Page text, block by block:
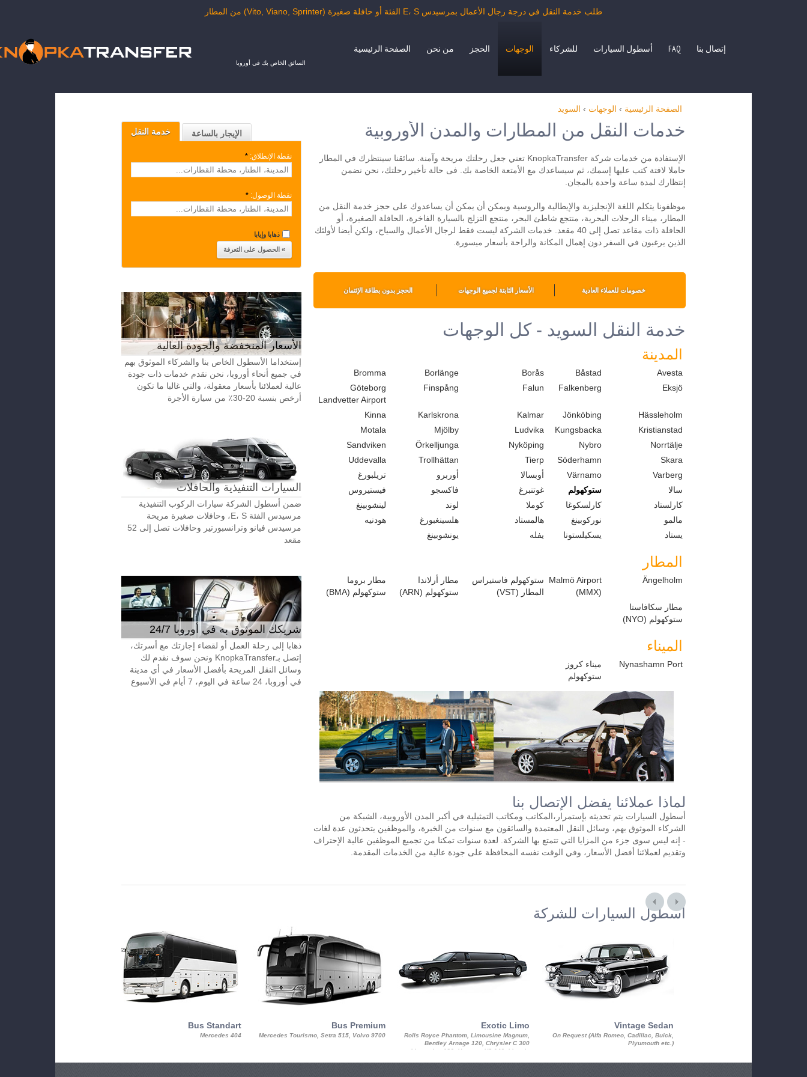
طلب خدمة النقل في درجة رجال الأعمال بمرسيدس E، S الفئة أو حافلة صغيرة (Vito, Viano, Sprinter) من المطار
السائق الخاص بك في أوروبا
الصفحة الرئيسية من نحن الحجز الوجهات للشركاء أسطول السيارات FAQ إتصال بنا
الصفحة الرئيسية › الوجهات › السويد
خدمة النقل الإيجار بالساعة
نقطة الإنطلاق: *
نقطة الوصول: *
ذهابا وإيابا
الأسعار المنخفضة والجودة العالية
إستخداما الأسطول الخاص بنا والشركاء الموثوق بهم
في جميع أنحاء أوروبا، نحن نقدم خدمات ذات جودة
عالية لعملائنا بأسعار معقولة، والتي غالبا ما تكون
أرخص بنسبة 20-30٪ من سيارة الأجرة
السيارات التنفيذية والحافلات
ضمن أسطول الشركة سيارات الركوب التنفيذية
مرسيدس الفئة E، S، وحافلات صغيرة مريحة
مرسيدس فيانو وترانسبورتير وحافلات تصل إلى 52
مقعد
شريكك الموثوق به في أوروبا 24/7
ذهابا إلى رحلة العمل أو لقضاء إجازتك مع أسرتك،
إتصل بـKnopkaTransfer ونحن سوف نقدم لك
وسائل النقل المريحة بأفضل الأسعار في أي مدينة
في أوروبا، 24 ساعة في اليوم، 7 أيام في الأسبوع
خدمات النقل من المطارات والمدن الأوروبية
الإستفادة من خدمات شركة KnopkaTransfer تعني جعل رحلتك مريحة وآمنة. سائقنا سينتظرك في المطار
حاملا لافتة كتب عليها إسمك، ثم سيساعدك مع الأمتعة الخاصة بك. فى حالة تأخير رحلتك، نحن نضمن
إنتظارك لمدة ساعة واحدة بالمجان.
موظفونا يتكلم اللغة الإنجليزية والإيطالية والروسية ويمكن أن يمكن أن يساعدوك على حجز خدمة النقل من
المطار، ميناء الرحلات البحرية، منتجع شاطئ البحر، منتجع التزلج بالسيارة الفاخرة، الحافلة الصغيرة، أو
الحافلة ذات مقاعد تصل إلى 40 مقعد. خدمات الشركة ليست فقط لرجال الأعمال والسياح، ولكن أيضا لأولئك
الذين يرغبون في السفر دون إهمال المكانة والراحة بأسعار ميسورة.
الحجز بدون بطاقة الإئتمان الأسعار الثابتة لجميع الوجهات خصومات للعملاء العادية
خدمة النقل السويد - كل الوجهات
المدينة
Avesta
Båstad
Borås
Borlänge
Bromma
Eksjö
Falkenberg
Falun
Finspång
Göteborg
Landvetter Airport
Hässleholm
Jönköbing
Kalmar
Karlskrona
Kinna
Kristianstad
Kungsbacka
Ludvika
Mjölby
Motala
Norrtälje
Nybro
Nyköping
Örkelljunga
Sandviken
Skara
Söderhamn
Tierp
Trollhättan
Uddevalla
Varberg
Värnamo أوبسالا أوربرو
تريلبورغ
سالا
ستوكهولم غوتنبرغ فاكسجو
فيستيروس
كارلستاد
كارلسكوغا كوملا لوند
لينشوبينغ
مالمو
نوركوبينغ هالمستاد هلسينغبورغ
هودنيه
يستاد
يسكيلستونا يفله يونشوبينغ
المطار
Ängelholm
Malmö Airport
(MMX)
ستوكهولم فاستيراس
المطار (VST)
مطار أرلاندا
ستوكهولم (ARN)
مطار بروما
ستوكهولم (BMA)
مطار سكافاستا
ستوكهولم (NYO)
الميناء
Nynashamn Port
ميناء كروز
ستوكهولم
لماذا عملائنا يفضل الإتصال بنا
أسطول السيارات يتم تحديثه بإستمرار،المكاتب ومكاتب التمثيلية في أكبر المدن الأوروبية، الشبكة من
الشركاء الموثوق بهم، وسائل النقل المعتمدة والسائقون مع سنوات من الخبرة، والموظفين يتحدثون عدة لغات
- إنه ليس سوى جزء من المزايا التي تتمتع بها الشركة. لعدة سنوات تمكنا من تجميع الموظفين عالية الإحتراف
وتقديم لعملائنا أفضل الأسعار، وفي الوقت نفسه المحافظة على جودة عالية من الخدمات المقدمة.
أسطول السيارات للشركة
Bus Standart
Mercedes 404
Bus Premium
Mercedes Tourismo, Setra 515, Volvo 9700
Exotic Limo
Rolls Royce Phantom, Limousine Magnum,
Bentley Arnage 120, Chrysler C 300
Limousine 130, Hummer H3 140, Lincoln
Vintage Sedan
On Request (Alfa Romeo, Cadillac, Buick,
Plyumouth etc.)